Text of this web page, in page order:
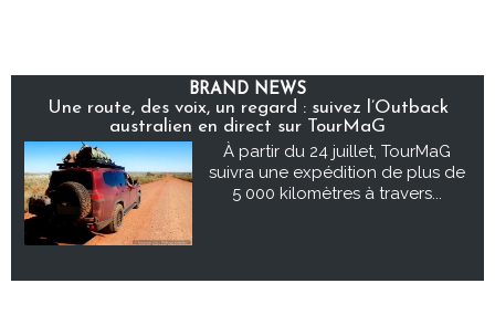
BRAND NEWS
Une route, des voix, un regard : suivez l’Outback
australien en direct sur TourMaG
À partir du 24 juillet, TourMaG
suivra une expédition de plus de
5 000 kilomètres à travers...